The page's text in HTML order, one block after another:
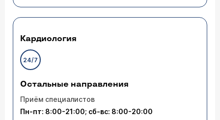
Кардиология
24/7
Остальные направления
Приём специалистов
Пн-пт: 8:00-21:00; сб-вс: 8:00-20:00